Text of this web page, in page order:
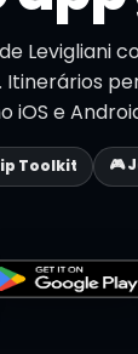
Levigliani
Itinerários
iOS e
Toolkit 🎮